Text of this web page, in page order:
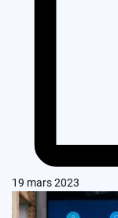
19 mars 2023